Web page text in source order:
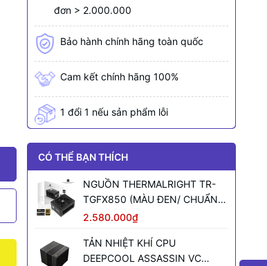
đơn > 2.000.000
Bảo hành chính hãng toàn quốc
Cam kết chính hãng 100%
1 đổi 1 nếu sản phẩm lỗi
CÓ THỂ BẠN THÍCH
NGUỒN THERMALRIGHT TR-
TGFX850 (MÀU ĐEN/ CHUẨN
SFX/ FULL MODULAR/ 850W)
2.580.000₫
TẢN NHIỆT KHÍ CPU
DEEPCOOL ASSASSIN VC